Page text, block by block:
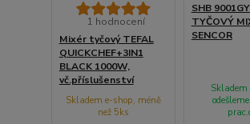
1 hodnocení
Mixér tyčový TEFAL
QUICKCHEF+3IN1
BLACK 1000W,
vč.příslušenství
Skladem e-shop, méně
než 5ks
SHB
TYČOVÝ
SENCOR
Skladem